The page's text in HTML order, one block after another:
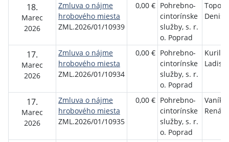
18.
Marec
2026
Zmluva o nájme
hrobového miesta
ZML.2026/01/10939
0,00 € Pohrebno-
cintorínske
služby, s. r.
o. Poprad
Denisa
17.
Marec
2026
Zmluva o nájme
hrobového miesta
ZML.2026/01/10934
0,00 € Pohrebno-
cintorínske
služby, s. r.
o. Poprad
17.
Marec
2026
Zmluva o nájme
hrobového miesta
ZML.2026/01/10935
0,00 € Pohrebno-
cintorínske
služby, s. r.
o. Poprad